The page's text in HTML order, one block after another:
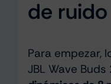
de
Para empezar,
JBL Wave